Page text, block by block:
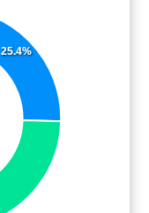
25.4%